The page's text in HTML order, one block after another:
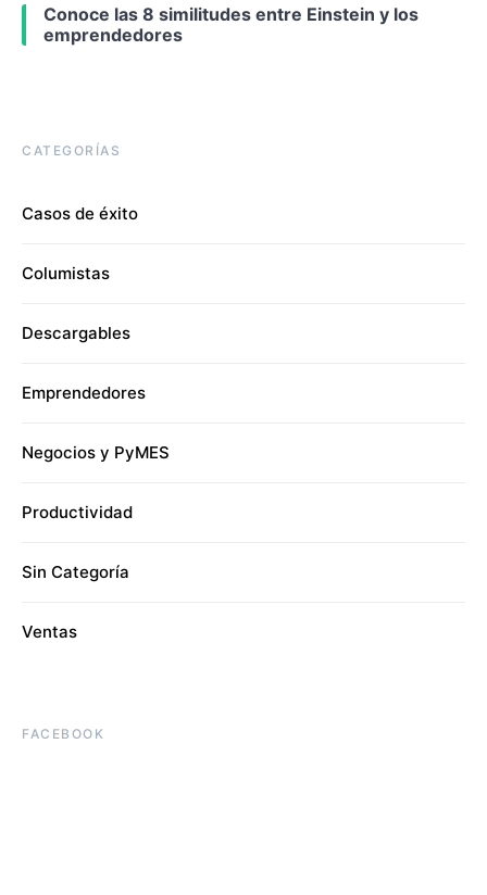
Conoce las 8 similitudes entre Einstein y los
emprendedores
CATEGORÍAS
Casos de éxito
Columistas
Descargables
Emprendedores
Negocios y PyMES
Productividad
Sin Categoría
Ventas
FACEBOOK